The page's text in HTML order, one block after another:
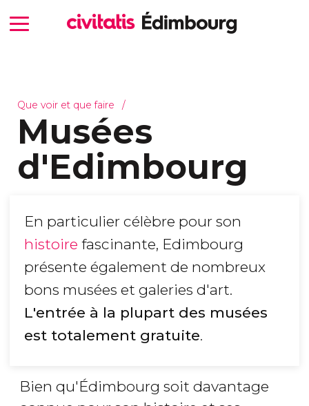
Que voir et que faire
Musées
d'Edimbourg
En particulier célèbre pour son
histoire fascinante, Edimbourg
présente également de nombreux
bons musées et galeries d'art.
L'entrée à la plupart des musées
est totalement gratuite.
Bien qu'Édimbourg soit davantage